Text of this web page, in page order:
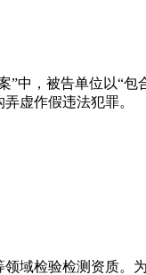
中，被告单位以“包
虚作假违法犯罪。
域检验检测资质。